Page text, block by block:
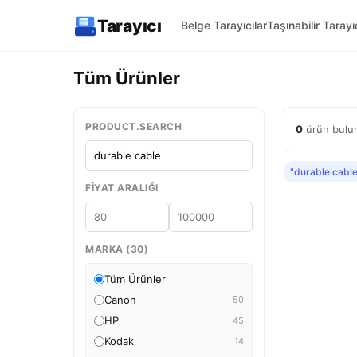
Tarayıcı Belge TarayıcılarTaşınabilir
Tüm Ürünler
PRODUCT.SEARCH
FIYAT ARALIĞI
MARKA (30)
Tüm Ürünler
Canon
50
HP 45
Kodak 14
0 ürün
"durable